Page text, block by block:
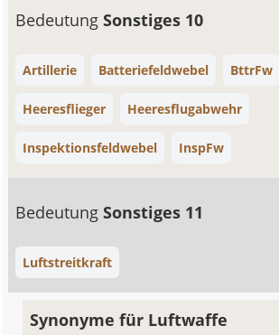
BedeutungSonstiges 10
Artillerie Batteriefeldwebel BttrFw
Heeresflieger Heeresflugabwehr
Inspektionsfeldwebel InspFw
BedeutungSonstiges 11
Luftstreitkraft
Synonyme für Luftwaffe